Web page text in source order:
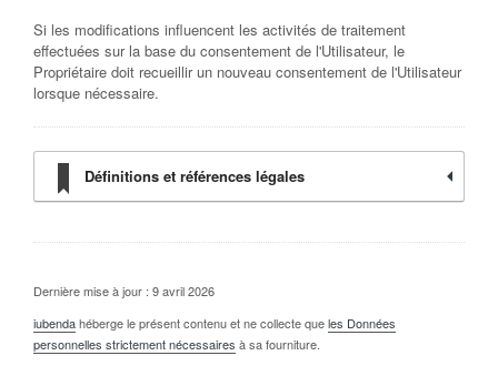
Si les modifications influencent les activités de traitement
effectuées sur la base du consentement de l'Utilisateur, le
Propriétaire doit recueillir un nouveau consentement de l'Utilisateur
lorsque nécessaire.
Définitions et références légales
Dernière mise à jour : 9 avril 2026
iubendahéberge le présent contenu et ne collecte queles Données
personnelles strictement nécessaires à sa fourniture.